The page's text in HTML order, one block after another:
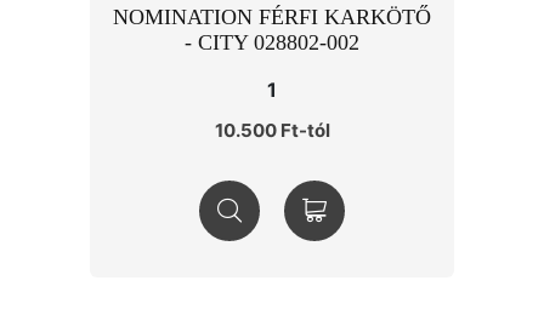
NOMINATION FÉRFI KARKÖTŐ
- CITY 028802-002
1
10.500 Ft-tól